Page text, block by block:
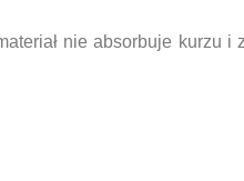
nie absorbuje kurzu i